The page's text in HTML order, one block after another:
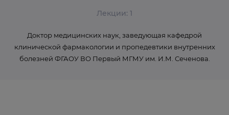
Лекции: 1
Доктор медицинских наук, заведующая кафедрой
клинической фармакологии и пропедевтики внутренних
болезней ФГАОУ ВО Первый МГМУ им. И.М. Сеченова.